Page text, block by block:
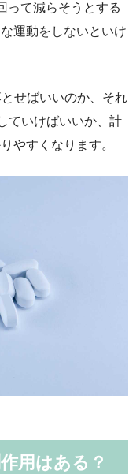
って減らそうとする
運動をしないといけ
せばいいのか、それ
ていけばいいか、計
やすくなります。
用はある？